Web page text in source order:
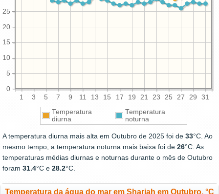
1 3 5 7 9 11 13 15 17 19 21 23 25 27 29 31
0
5
10
15
20
25
Temperatura
diurna
Temperatura
noturna
A temperatura diurna mais alta em Outubro de 2025 foi de 33°C. Ao
mesmo tempo, a temperatura noturna mais baixa foi de 26°C. As
temperaturas médias diurnas e noturnas durante o mês de Outubro
foram 31.4°C e 28.2°C.
Temperatura da água do mar em Sharjah em Outubro, °C